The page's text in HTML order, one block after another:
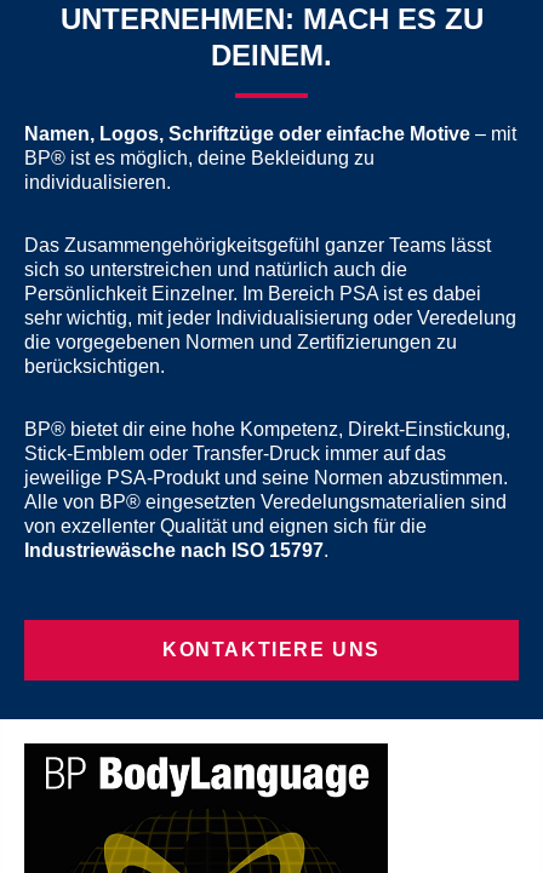
UNTERNEHMEN: MACH ES ZU
DEINEM.
Namen, Logos, Schriftzüge oder einfache Motive – mit
BP® ist es möglich, deine Bekleidung zu
individualisieren.
Das Zusammengehörigkeitsgefühl ganzer Teams lässt
sich so unterstreichen und natürlich auch die
Persönlichkeit Einzelner. Im Bereich PSA ist es dabei
sehr wichtig, mit jeder Individualisierung oder Veredelung
die vorgegebenen Normen und Zertifizierungen zu
berücksichtigen.
BP® bietet dir eine hohe Kompetenz, Direkt-Einstickung,
Stick-Emblem oder Transfer-Druck immer auf das
jeweilige PSA-Produkt und seine Normen abzustimmen.
Alle von BP® eingesetzten Veredelungsmaterialien sind
von exzellenter Qualität und eignen sich für die
Industriewäsche nach ISO 15797.
KONTAKTIERE UNS